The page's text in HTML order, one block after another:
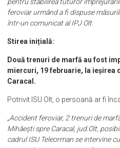
60 de ani, a decedat.Polițiștii sunt
pentru stabilirea tuturor
într-un comunicat al IPJ Olt
Stirea inițială:
Două trenuri de marfă au fost
Caracal.
Potrivit ISU Olt, o persoană ar fi
„Accident feroviar, 2 trenuri de